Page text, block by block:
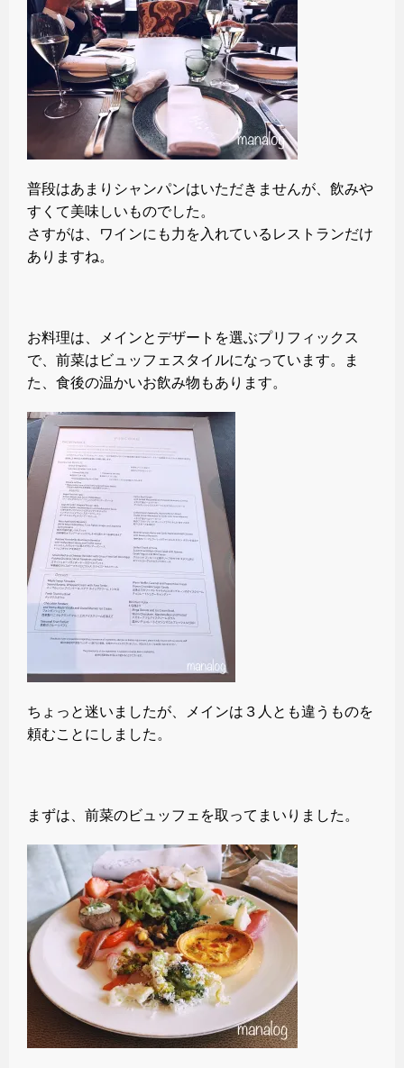
普段はあまりシャンパンはいただきませんが、飲みや
すくて美味しいものでした。
さすがは、ワインにも力を入れているレストランだけ
ありますね。
お料理は、メインとデザートを選ぶプリフィックス
で、前菜はビュッフェスタイルになっています。ま
た、食後の温かいお飲み物もあります。
ちょっと迷いましたが、メインは３人とも違うものを
頼むことにしました。
まずは、前菜のビュッフェを取ってまいりました。